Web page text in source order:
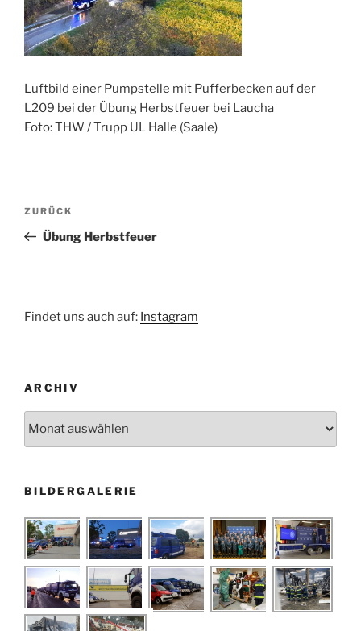
Luftbild einer Pumpstelle mit Pufferbecken auf der
L209 bei der Übung Herbstfeuer bei Laucha
Foto: THW / Trupp UL Halle (Saale)
Beitragsnavigation
Vorheriger
Beitrag
ZURÜCK
Übung Herbstfeuer
Findet uns auch auf: Instagram
ARCHIV
BILDERGALERIE